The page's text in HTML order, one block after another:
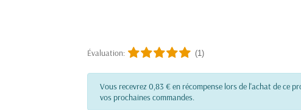
Évaluation: (1)
Vous recevrez 0,83 € en récompense lors de l'achat de ce
vos prochaines commandes.